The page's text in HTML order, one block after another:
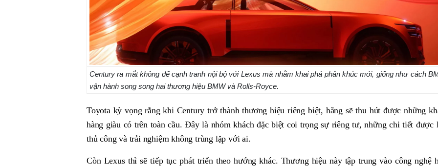
Century ra mắt không để cạnh tranh nội bộ với Lexus mà nhằm khai phá phân khúc mới, giống như cách
vận hành song song hai thương hiệu BMW và Rolls-Royce.
Toyota kỳ vọng rằng khi Century trở thành thương hiệu riêng biệt, hãng sẽ thu hút được những
hàng giàu có trên toàn cầu. Đây là nhóm khách đặc biệt coi trọng sự riêng tư, những chi tiết được
thủ công và trải nghiệm không trùng lặp với ai.
Còn Lexus thì sẽ tiếp tục phát triển theo hướng khác. Thương hiệu này tập trung vào công nghệ